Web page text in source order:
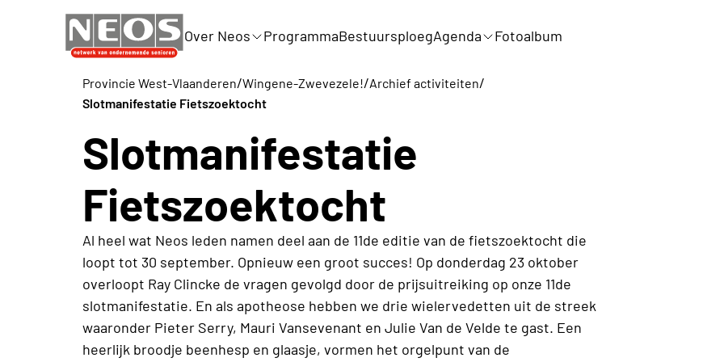
Over Neos ProgrammaBestuursploegAgenda Fotoalbum
Provincie West-Vlaanderen/Wingene-Zwevezele!/Archief activiteiten/
Slotmanifestatie Fietszoektocht
Slotmanifestatie
Fietszoektocht
Al heel wat Neos leden namen deel aan de 11de editie van de fietszoektocht die
loopt tot 30 september. Opnieuw een groot succes! Op donderdag 23 oktober
overloopt Ray Clincke de vragen gevolgd door de prijsuitreiking op onze 11de
slotmanifestatie. En als apotheose hebben we drie wielervedetten uit de streek
waaronder Pieter Serry, Mauri Vansevenant en Julie Van de Velde te gast. Een
heerlijk broodje beenhesp en glaasje, vormen het orgelpunt van de